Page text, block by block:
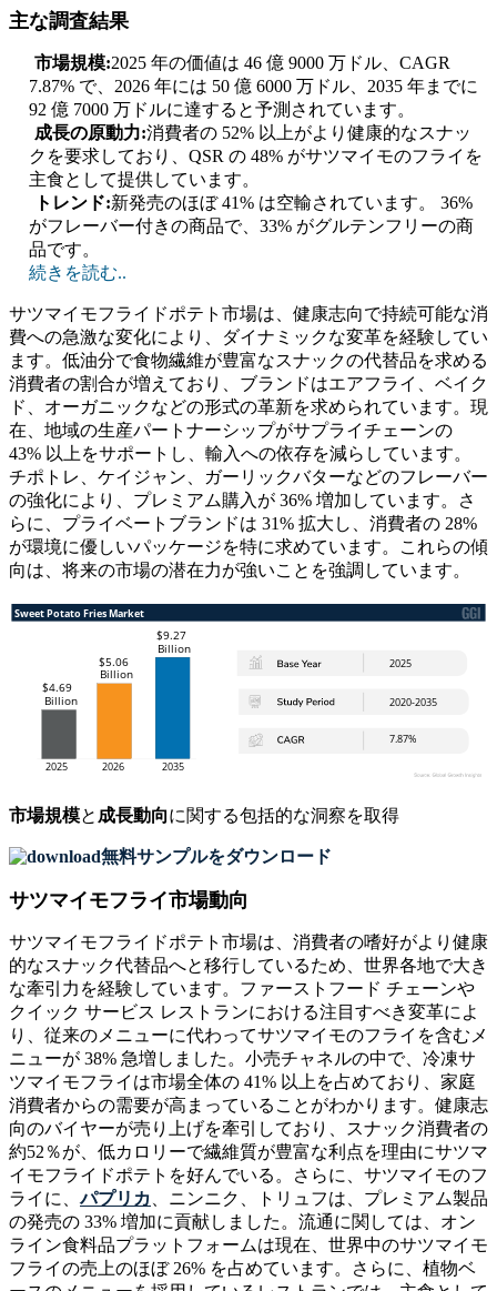
主な調査結果
市場規模:2025 年の価値は 46 億 9000 万ドル、CAGR
7.87% で、2026 年には 50 億 6000 万ドル、2035 年までに
92 億 7000 万ドルに達すると予測されています。
成長の原動力:消費者の 52% 以上がより健康的なスナッ
クを要求しており、QSR の 48% がサツマイモのフライを
主食として提供しています。
トレンド:新発売のほぼ 41% は空輸されています。 36%
がフレーバー付きの商品で、33% がグルテンフリーの商
品です。
続きを読む..
サツマイモフライドポテト市場は、健康志向で持続可能な消
費への急激な変化により、ダイナミックな変革を経験してい
ます。低油分で食物繊維が豊富なスナックの代替品を求める
消費者の割合が増えており、ブランドはエアフライ、ベイク
ド、オーガニックなどの形式の革新を求められています。現
在、地域の生産パートナーシップがサプライチェーンの
43% 以上をサポートし、輸入への依存を減らしています。
チポトレ、ケイジャン、ガーリックバターなどのフレーバー
の強化により、プレミアム購入が 36% 増加しています。さ
らに、プライベートブランドは 31% 拡大し、消費者の 28%
が環境に優しいパッケージを特に求めています。これらの傾
向は、将来の市場の潜在力が強いことを強調しています。
市場規模と成長動向に関する包括的な洞察を取得
無料サンプルをダウンロード
サツマイモフライ市場動向
サツマイモフライドポテト市場は、消費者の嗜好がより健康
的なスナック代替品へと移行しているため、世界各地で大き
な牽引力を経験しています。ファーストフード チェーンや
クイック サービス レストランにおける注目すべき変革によ
り、従来のメニューに代わってサツマイモのフライを含むメ
ニューが 38% 急増しました。小売チャネルの中で、冷凍サ
ツマイモフライは市場全体の 41% 以上を占めており、家庭
消費者からの需要が高まっていることがわかります。健康志
向のバイヤーが売り上げを牽引しており、スナック消費者の
約52％が、低カロリーで繊維質が豊富な利点を理由にサツマ
イモフライドポテトを好んでいる。さらに、サツマイモのフ
ライに、パプリカ、ニンニク、トリュフは、プレミアム製品
の発売の 33% 増加に貢献しました。流通に関しては、オン
ライン食料品プラットフォームは現在、世界中のサツマイモ
フライの売上のほぼ 26% を占めています。さらに、植物ベ